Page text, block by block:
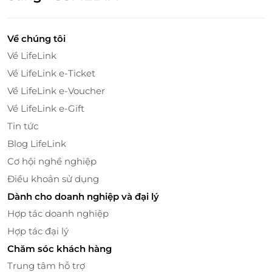
Giao nhanh, tiện lợi - đúng chuẩn sống tối giản.
Món quà tự thưởng cực chill sau ngày dài mệt
mỏi.
Đừng để bữa ăn là nỗi lo mỗi ngày. Hãy tặng bản
thân Thẻ quà tặng LifeLink từ Flychef - giải pháp
thông minh, hiện đại và tiện nghi cho cuộc sống cá
nhân đầy bận rộn.
Truy cập LifeLink
LifeLink, ăn ngon không cần nấu - sống chill đúng
nghĩa!
Về chúng tôi
Về LifeLink
Về LifeLink e-Ticket
Về LifeLink e-Voucher
Về LifeLink e-Gift
Tin tức
Blog LifeLink
Cơ hội nghề nghiệp
Điều khoản sử dụng
Dành cho doanh nghiệp và đại lý
Hợp tác doanh nghiệp
Hợp tác đại lý
Chăm sóc khách hàng
Trung tâm hỗ trợ